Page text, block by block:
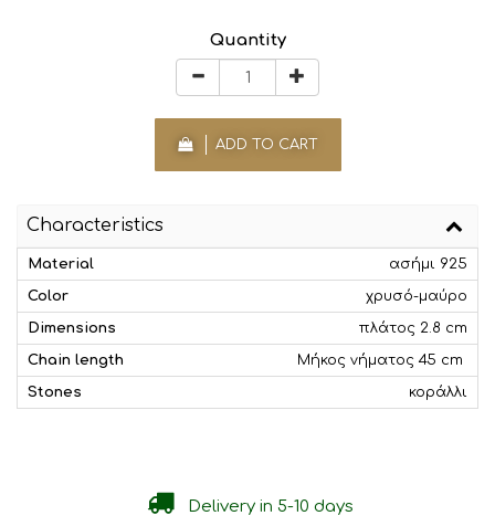
Quantity
ADD TO CART
Characteristics
Material ασήμι 925
Color χρυσό-μαύρο
Dimensions πλάτος 2.8 cm
Chain length Μήκος νήματος 45 cm
Stones κοράλλι
Delivery in 5-10 days